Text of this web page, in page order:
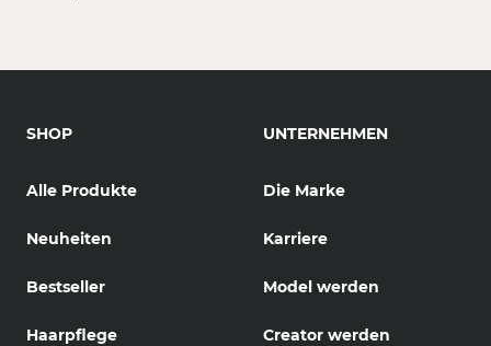
SHOP
Alle Produkte
Neuheiten
Bestseller
Haarpflege
UNTERNEHMEN
Die Marke
Karriere
Model werden
Creator werden